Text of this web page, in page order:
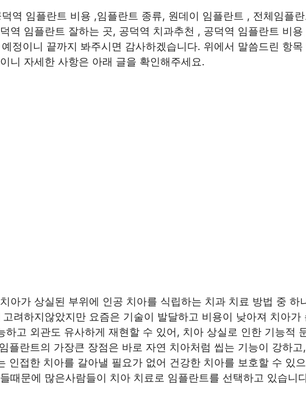
역 임플란트 비용 ,임플란트 종류, 원데이 임플란트 , 전체임플
역 임플란트 잘하는 곳, 공덕역 치과추천 , 공덕역 임플란트 비
정이니 끝까지 봐주시면 감사하겠습니다. 위에서 말씀드린 항
니 자세한 사항은 아래 글을 확인해주세요.
아가 상실된 부위에 인공 치아를 식립하는 치과 치료 방법 중 하
려하지않았지만 요즘은 기술이 발달하고 비용이 낮아져 치아가
고 외관도 유사하게 재현할 수 있어, 치아 상실로 인한 기능적
플란트의 가장큰 장점은 바로 자연 치아처럼 씹는 기능이 강하
인접한 치아를 갈아낼 필요가 없어 건강한 치아를 보호할 수 있
때문에 많은사람들이 치아 치료로 임플란트를 선택하고 있습니